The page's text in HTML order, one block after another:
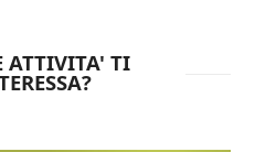
ATTIVITA' TI